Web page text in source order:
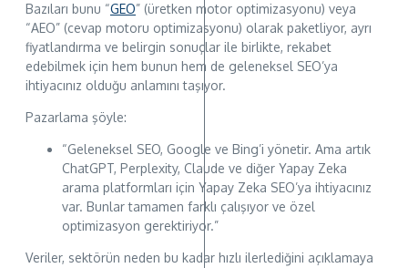
Bazıları bunu “GEO” (üretken motor optimizasyonu) veya
“AEO” (cevap motoru optimizasyonu) olarak paketliyor, ayrı
fiyatlandırma ve belirgin sonuçlar ile birlikte, rekabet
edebilmek için hem bunun hem de geleneksel SEO’ya
ihtiyacınız olduğu anlamını taşıyor.
Pazarlama şöyle:
“Geleneksel SEO, Google ve Bing’i yönetir. Ama artık
ChatGPT, Perplexity, Claude ve diğer Yapay Zeka
arama platformları için Yapay Zeka SEO’ya ihtiyacınız
var. Bunlar tamamen farklı çalışıyor ve özel
optimizasyon gerektiriyor.”
Veriler, sektörün neden bu kadar hızlı ilerlediğini açıklamaya